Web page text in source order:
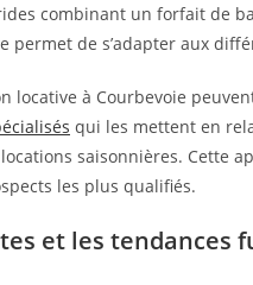
combinant un forfait de
permet de s’adapter aux
locative à Courbevoie
qui les mettent en
saisonnières. Cette
les plus qualifiés.
et les tendances